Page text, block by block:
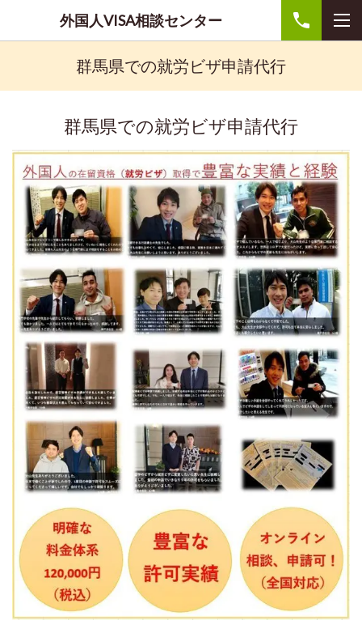
外国人VISA相談センター
群馬県での就労ビザ申請代行
群馬県での就労ビザ申請代行